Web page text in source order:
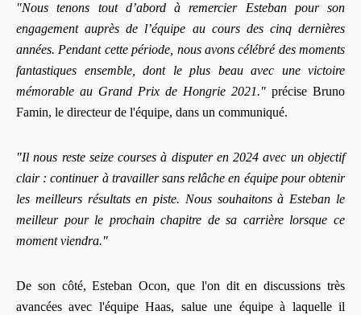
"Nous tenons tout d’abord à remercier Esteban pour son
engagement auprès de l’équipe au cours des cinq dernières
années. Pendant cette période, nous avons célébré des moments
fantastiques ensemble, dont le plus beau avec une victoire
mémorable au Grand Prix de Hongrie 2021." précise Bruno
Famin, le directeur de l'équipe, dans un communiqué.
"Il nous reste seize courses à disputer en 2024 avec un objectif
clair : continuer à travailler sans relâche en équipe pour obtenir
les meilleurs résultats en piste. Nous souhaitons à Esteban le
meilleur pour le prochain chapitre de sa carrière lorsque ce
moment viendra."
De son côté, Esteban Ocon, que l'on dit en discussions très
avancées avec l'équipe Haas, salue une équipe à laquelle il